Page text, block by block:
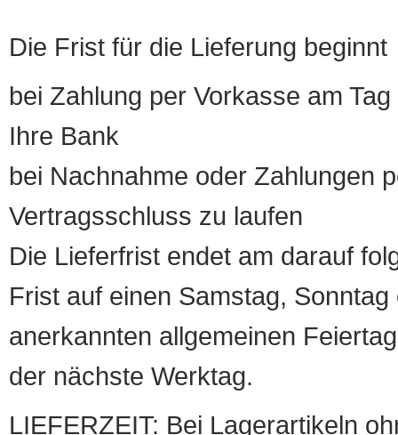
Die Frist für die Lieferung beginnt
bei Zahlung per Vorkasse am
Ihre Bank
bei Nachnahme oder Zahlungen
Vertragsschluss zu laufen
Die Lieferfrist endet am darauf
Frist auf einen Samstag,
anerkannten allgemeinen
der nächste Werktag.
LIEFERZEIT: Bei Lagerartikeln